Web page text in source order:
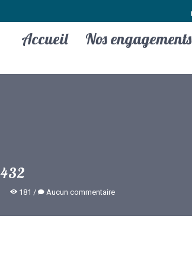
Accueil Nos engagements
432
181 Aucun commentaire